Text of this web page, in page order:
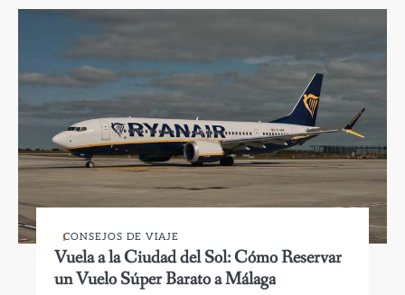
CONSEJOS DE VIAJE
Vuela a la Ciudad del Sol: Cómo Reservar
un Vuelo Súper Barato a Málaga